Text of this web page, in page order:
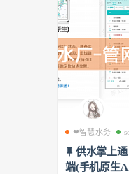
❤智慧水务
供水掌上
端(手机原生